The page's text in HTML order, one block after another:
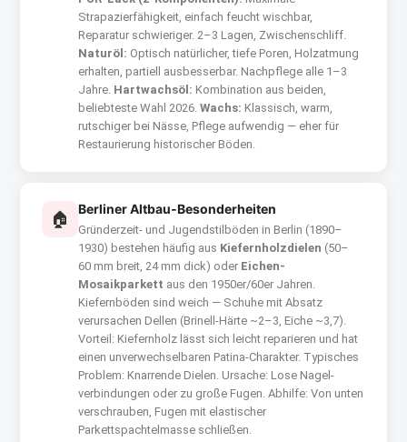
Strapazierfähigkeit, einfach feucht wischbar,
Reparatur schwieriger. 2–3 Lagen, Zwischenschliff.
Naturöl: Optisch natürlicher, tiefe Poren, Holzatmung
erhalten, partiell ausbesserbar. Nachpflege alle 1–3
Jahre. Hartwachsöl: Kombination aus beiden,
beliebteste Wahl 2026. Wachs: Klassisch, warm,
rutschiger bei Nässe, Pflege aufwendig — eher für
Restaurierung historischer Böden.
🏠
Berliner Altbau-Besonderheiten
Gründerzeit- und Jugendstilböden in Berlin (1890–
1930) bestehen häufig aus Kiefernholzdielen (50–
60 mm breit, 24 mm dick) oder Eichen-
Mosaikparkett aus den 1950er/60er Jahren.
Kiefernböden sind weich — Schuhe mit Absatz
verursachen Dellen (Brinell-Härte ~2–3, Eiche ~3,7).
Vorteil: Kiefernholz lässt sich leicht reparieren und hat
einen unverwechselbaren Patina-Charakter. Typisches
Problem: Knarrende Dielen. Ursache: Lose Nagel­
verbindungen oder zu große Fugen. Abhilfe: Von unten
verschrauben, Fugen mit elastischer
Parkettspachtelmasse schließen.